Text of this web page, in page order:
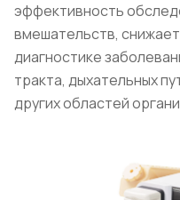
эффективность
вмешательств,
диагностике
тракта, дыхательных
других областей